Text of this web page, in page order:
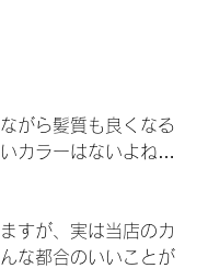
がら髪質も良くなる
カラーはないよね…
すが、実は当店のカ
な都合のいいことが